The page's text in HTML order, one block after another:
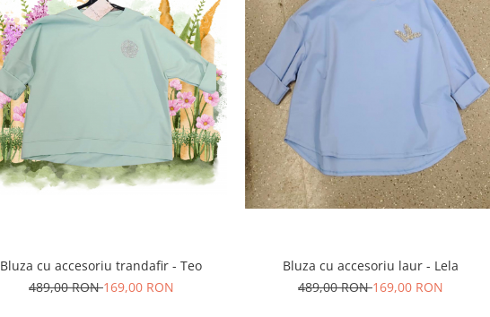
Bluza cu accesoriu trandafir - Teo
489,00 RON169,00 RON
Bluza cu accesoriu laur - Lela
489,00 RON169,00 RON